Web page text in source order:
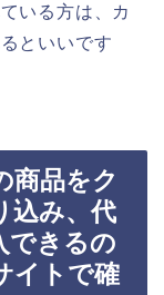
いる方は、カ
といいです
商品をク
込み、代
できるの
イトで確